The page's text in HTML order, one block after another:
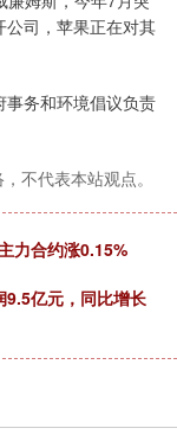
司，苹果正在对其
事务和环境倡议负责
不代表本站观点。
力合约涨0.15%
9.5亿元，同比增长